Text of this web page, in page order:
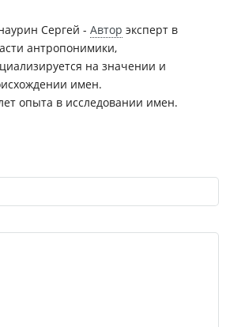
Сергей - Автор эксперт в
антропонимики,
на значении и
имен.
опыта в исследовании имен.